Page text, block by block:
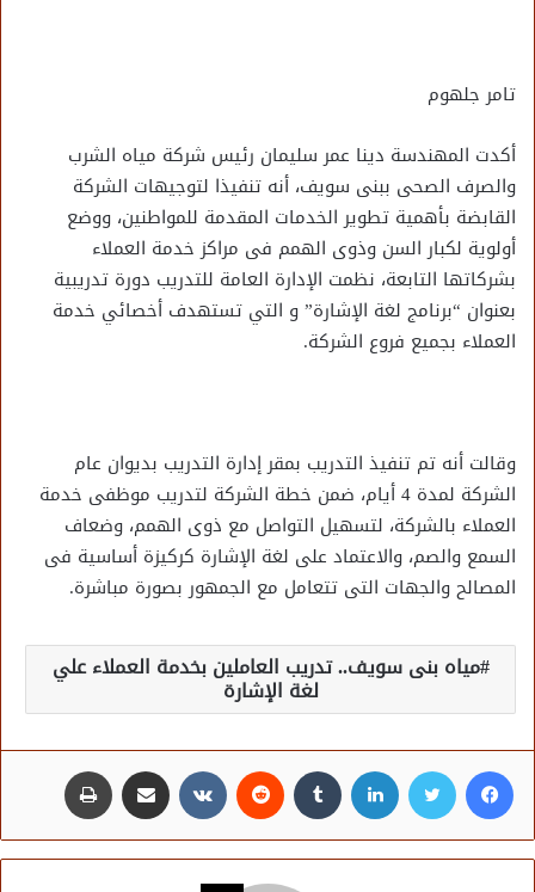
تامر جلهوم
أكدت المهندسة دينا عمر سليمان رئيس شركة مياه الشرب
والصرف الصحى ببنى سويف، أنه تنفيذا لتوجيهات الشركة
القابضة بأهمية تطوير الخدمات المقدمة للمواطنين، ووضع
أولوية لكبار السن وذوى الهمم فى مراكز خدمة العملاء
بشركاتها التابعة، نظمت الإدارة العامة للتدريب دورة تدريبية
بعنوان “برنامج لغة الإشارة” و التي تستهدف أخصائي خدمة
العملاء بجميع فروع الشركة.
وقالت أنه تم تنفيذ التدريب بمقر إدارة التدريب بديوان عام
الشركة لمدة 4 أيام، ضمن خطة الشركة لتدريب موظفى خدمة
العملاء بالشركة، لتسهيل التواصل مع ذوى الهمم، وضعاف
السمع والصم، والاعتماد على لغة الإشارة كركيزة أساسية فى
المصالح والجهات التى تتعامل مع الجمهور بصورة مباشرة.
مياه بنى سويف.. تدريب العاملين بخدمة العملاء علي
لغة الإشارة
فيسبوك تويتر لينكدإن مشاركة عبر البريد